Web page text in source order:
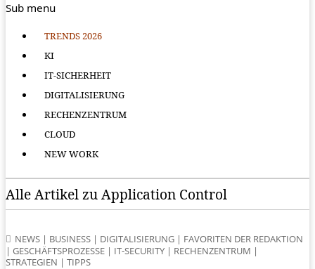
Sub menu
TRENDS 2026
KI
IT-SICHERHEIT
DIGITALISIERUNG
RECHENZENTRUM
CLOUD
NEW WORK
Alle Artikel zu Application Control
NEWS | BUSINESS | DIGITALISIERUNG | FAVORITEN DER REDAKTION
| GESCHÄFTSPROZESSE | IT-SECURITY | RECHENZENTRUM |
STRATEGIEN | TIPPS